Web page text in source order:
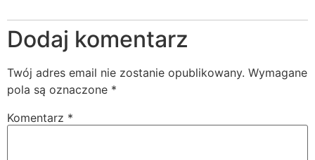
Dodaj komentarz
Twój adres email nie zostanie opublikowany. Wymagane
pola są oznaczone *
Komentarz *